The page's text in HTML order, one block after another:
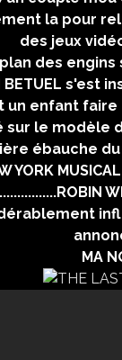
la pour
des jeux
plan des
BETUEL
enfant faire
le modèle de
ébauche du
MUSICAL
MA